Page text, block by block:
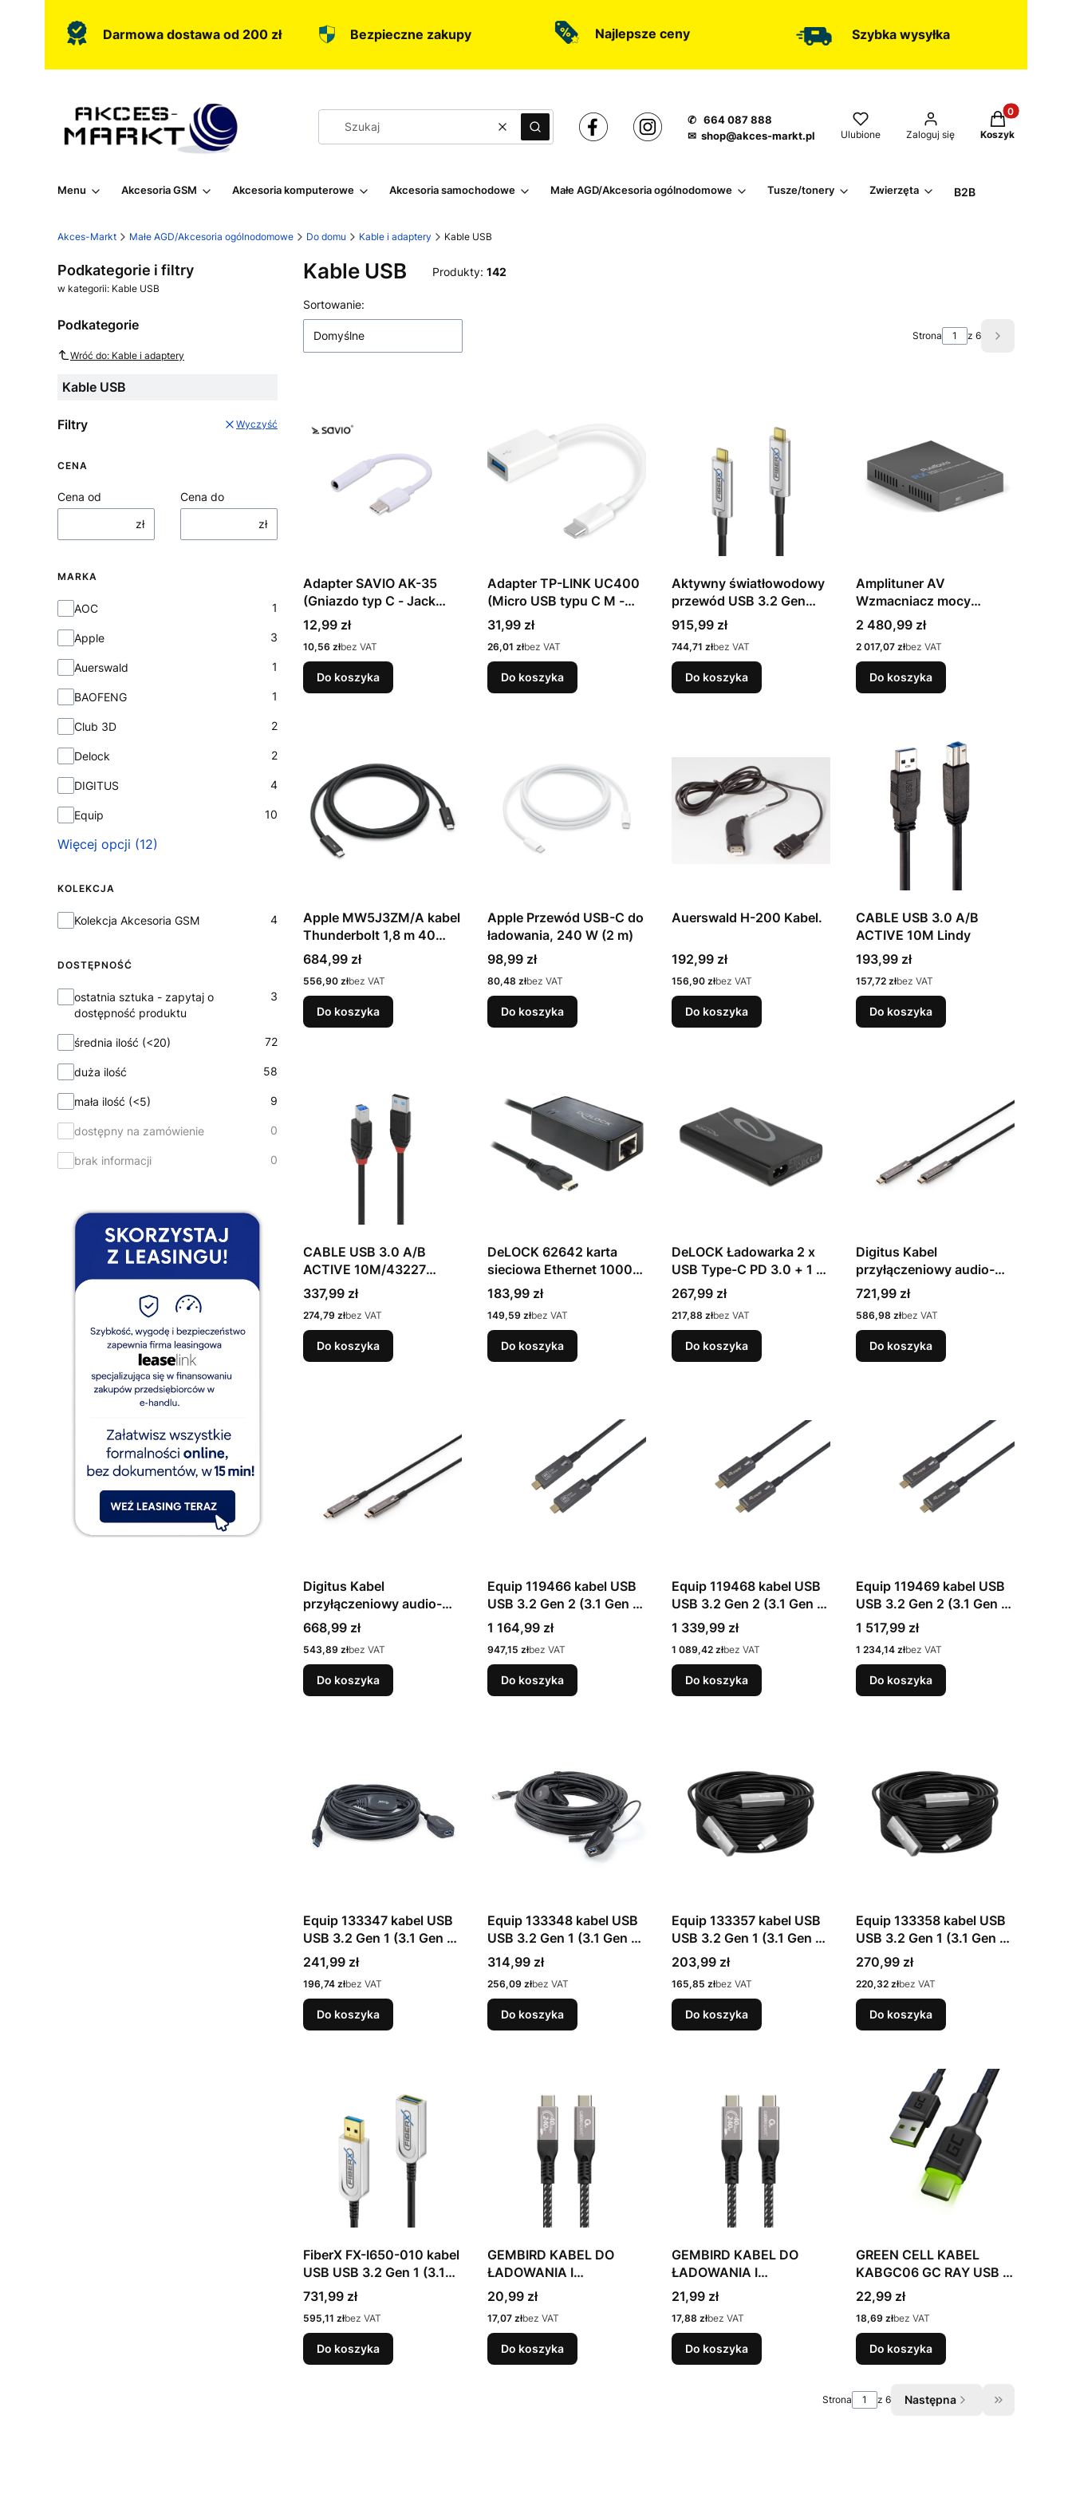
Darmowa dostawa od 200 zł Bezpieczne zakupy Najlepsze ceny Szybka wysyłka
WyczyśćSzukaj
✆ 664 087 888
✉ shop@akces-markt.pl
Ulubione Zaloguj się
Produkty w
Koszyk
Menu Akcesoria GSM Akcesoria komputerowe Akcesoria samochodowe Małe AGD/Akcesoria ogólnodomowe Tusze/tonery Zwierzęta B2B
Akces-Markt Małe AGD/Akcesoria ogólnodomowe Do domu Kable i adaptery Kable USB
Podkategorie i filtry
w kategorii: Kable USB
Podkategorie
Wróć do: Kable i adaptery
Kable USB
Filtry Wyczyść
CENA
Cena od
zł
Cena do
zł
MARKA
Marka
AOC 1
Apple 3
Auerswald 1
BAOFENG 1
Club 3D 2
Delock 2
DIGITUS 4
Equip 10
Więcej opcji (12)
KOLEKCJA
Kolekcja
Kolekcja Akcesoria GSM 4
DOSTĘPNOŚĆ
Dostępność
ostatnia sztuka - zapytaj o
dostępność produktu
3
średnia ilość (<20) 72
duża ilość 58
mała ilość (<5) 9
dostępny na zamówienie 0
brak informacji 0
Kable USB Produkty: 142
Lista produktów
Sortowanie:
Domyślne Strona z 6 Następne
Adapter SAVIO AK-35
(Gniazdo typ C - Jack
stereo 3,5 mm ; 0,12m;
kolor biały)
Cena
12,99 zł
Cena
10,56 złbez VAT
Do koszyka
Adapter TP-LINK UC400
(Micro USB typu C M -
USB 3.0 F; kolor biały)
Cena
31,99 zł
Cena
26,01 złbez VAT
Do koszyka
Aktywny światłowodowy
przewód USB 3.2 Gen
2x1 USB-C 5,00 m
Cena
915,99 zł
Cena
744,71 złbez VAT
Do koszyka
Amplituner AV
Wzmacniacz mocy
audio/wideo PT-HDBT-
1020C-RX
Cena
2 480,99 zł
Cena
2 017,07 złbez VAT
Do koszyka
Apple MW5J3ZM/A kabel
Thunderbolt 1,8 m 40
Gbit/s Czarny
Cena
684,99 zł
Cena
556,90 złbez VAT
Do koszyka
Apple Przewód USB-C do
ładowania, 240 W (2 m)
Cena
98,99 zł
Cena
80,48 złbez VAT
Do koszyka
Auerswald H-200 Kabel.
Cena
192,99 zł
Cena
156,90 złbez VAT
Do koszyka
CABLE USB 3.0 A/B
ACTIVE 10M Lindy
Cena
193,99 zł
Cena
157,72 złbez VAT
Do koszyka
CABLE USB 3.0 A/B
ACTIVE 10M/43227
LINDY
Cena
337,99 zł
Cena
274,79 złbez VAT
Do koszyka
DeLOCK 62642 karta
sieciowa Ethernet 1000
Mbit/s
Cena
183,99 zł
Cena
149,59 złbez VAT
Do koszyka
DeLOCK Ładowarka 2 x
USB Type-C PD 3.0 + 1 x
USB Typ-A moc 60 W
Cena
267,99 zł
Cena
217,88 złbez VAT
Do koszyka
Digitus Kabel
przyłączeniowy audio-
wideo typu AOC 4K z
USB typu C
Cena
721,99 zł
Cena
586,98 złbez VAT
Do koszyka
Digitus Kabel
przyłączeniowy audio-
wideo typu AOC 4K z
USB typu C
Cena
668,99 zł
Cena
543,89 złbez VAT
Do koszyka
Equip 119466 kabel USB
USB 3.2 Gen 2 (3.1 Gen 2)
5 m USB C 10 Gbit/s 60
W Czarny
Cena
1 164,99 zł
Cena
947,15 złbez VAT
Do koszyka
Equip 119468 kabel USB
USB 3.2 Gen 2 (3.1 Gen 2)
10 m USB C 10 Gbit/s 60
W Czarny
Cena
1 339,99 zł
Cena
1 089,42 złbez VAT
Do koszyka
Equip 119469 kabel USB
USB 3.2 Gen 2 (3.1 Gen 2)
15 m USB C 10 Gbit/s 60
W Czarny
Cena
1 517,99 zł
Cena
1 234,14 złbez VAT
Do koszyka
Equip 133347 kabel USB
USB 3.2 Gen 1 (3.1 Gen 1)
10 m USB A Czarny
Cena
241,99 zł
Cena
196,74 złbez VAT
Do koszyka
Equip 133348 kabel USB
USB 3.2 Gen 1 (3.1 Gen 1)
15 m USB A Czarny
Cena
314,99 zł
Cena
256,09 złbez VAT
Do koszyka
Equip 133357 kabel USB
USB 3.2 Gen 1 (3.1 Gen 1)
10 m USB C Czarny
Cena
203,99 zł
Cena
165,85 złbez VAT
Do koszyka
Equip 133358 kabel USB
USB 3.2 Gen 1 (3.1 Gen 1)
15 m USB C Czarny
Cena
270,99 zł
Cena
220,32 złbez VAT
Do koszyka
FiberX FX-I650-010 kabel
USB USB 3.2 Gen 1 (3.1
Gen 1) 10 m USB A 10
Gbit/s 4,5 W Czarny,
Srebrny
Cena
731,99 zł
Cena
595,11 złbez VAT
Do koszyka
GEMBIRD KABEL DO
ŁADOWANIA I
TRANSMISJI DANYCH
PREMIUM USB 4 TYPE-C
40 GB/S, 240 W, 0.3 M
Cena
20,99 zł
Cena
17,07 złbez VAT
Do koszyka
GEMBIRD KABEL DO
ŁADOWANIA I
TRANSMISJI DANYCH
PREMIUM USB 4 TYPE-C
40 GB/S, 240 W, 0.5 M
Cena
21,99 zł
Cena
17,88 złbez VAT
Do koszyka
GREEN CELL KABEL
KABGC06 GC RAY USB -
USB-C 120CM, ZIELONY
LED, SZYBKIE
ŁADOWANIE ULTRA
CHARGE, QC 3.0
Cena
22,99 zł
Cena
18,69 złbez VAT
Do koszyka
Strona z 6 Następna Przejdź do